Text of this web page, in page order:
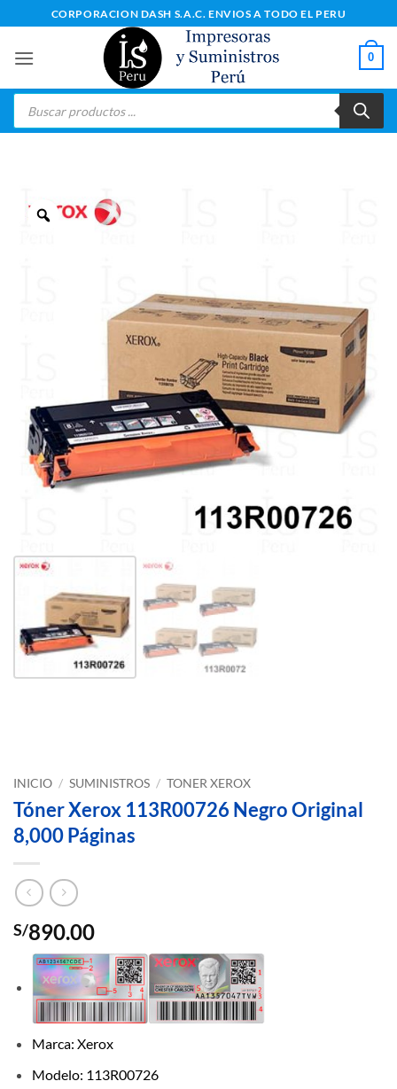
al
contenido
CORPORACION DASH S.A.C. ENVIOS A TODO EL PERU
0
Búsqueda
Zoom
INICIO / SUMINISTROS / TONER XEROX
Tóner Xerox 113R00726 Negro Original
8,000 Páginas
S/890.00
Marca: Xerox
Modelo: 113R00726